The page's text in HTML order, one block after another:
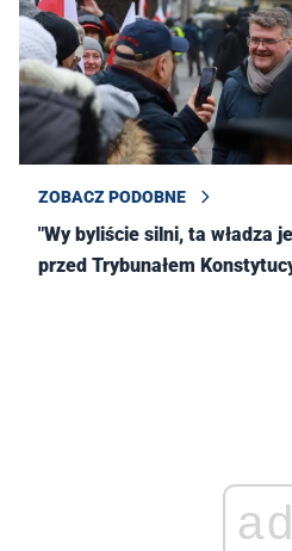
ZOBACZ PODOBNE
"Wy byliście silni, ta władza
przed Trybunałem
ad